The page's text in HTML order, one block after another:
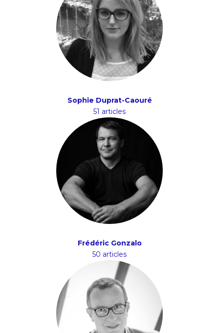
Sophie Duprat-Caouré
51 articles
Frédéric Gonzalo
50 articles